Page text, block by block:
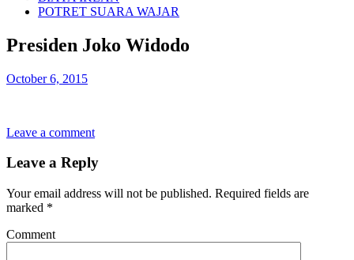
POTRET SUARA WAJAR
Presiden Joko Widodo
October 6, 2015
Leave a comment
Leave a Reply
Your email address will not be published. Required fields are
marked *
Comment